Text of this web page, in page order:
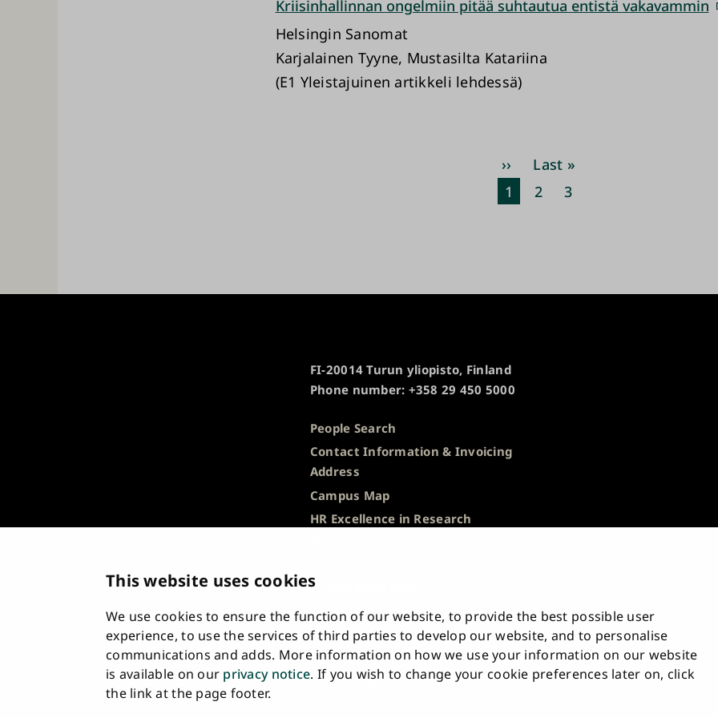
This website uses cookies
We use cookies to ensure the function of our website, to provide the best possible user
experience, to use the services of third parties to develop our website, and to personalise
communications and adds. More information on how we use your information on our website
is available on our privacy notice. If you wish to change your cookie preferences later on, click
the link at the page footer.
Kriisinhallinnan ongelmiin pitää suhtautua entistä vakavammin
Helsingin Sanomat
Karjalainen Tyyne, Mustasilta Katariina
(E1 Yleistajuinen artikkeli lehdessä)
Pagination
Next
page
››
Last
page
Last »
Current
1 Page
2 Page
3
FI-20014 Turun yliopisto, Finland
Phone number: +358 29 450 5000
People Search
Contact Information & Invoicing
Address
Campus Map
HR Excellence in Research
Information Requests
Whistleblowing
Accessibility Statement
Feedback
Intranet & Online Tools